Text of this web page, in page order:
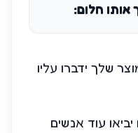
אותו חלום:
שלך ידברו עליו
עוד אנשים